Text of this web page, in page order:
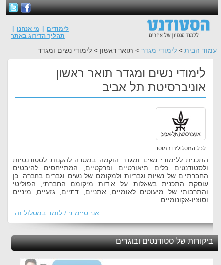
לימודים מי אנחנו
תהליך הדירוג באתר
עמוד הבית > לימודי מגדר > תואר ראשון > לימודי נשים ומגדר
לימודי נשים ומגדר תואר ראשון
אוניברסיטת תל אביב
לכל המסלולים במוסד
התכנית ללימודי נשים ומגדר הוקמה במטרה להקנות לסטודנטיות
ולסטודנטים כלים תיאורטיים ופרקטיים, המתייחסים להיבטים
החברתיים של נשיות וגבריות ולמקומם של נשים וגברים בחברה. כן
עוסקת התכנית בשאלות על אודות מיקומם החברתי, הפוליטי
והתרבותי של מיעוטים לאומיים, אתניים, דתיים, גזעיים, מיניים
וסוציו-אקונומיים...
אני סיימתי / לומד במסלול זה
ביקורות של סטודנטים ובוגרים